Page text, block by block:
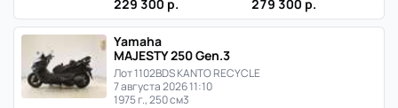
229 300 р. 279 300 р.
Yamaha
MAJESTY 250 Gen.3
Лот 1102BDS KANTO RECYCLE
7 августа 2026 11:10
1975 г., 250 см3